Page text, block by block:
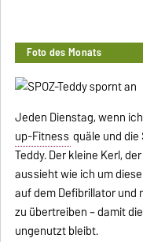
Foto des Monats
Jeden Dienstag, wenn
up-Fitness quäle und die
Teddy. Der kleine Kerl,
aussieht wie ich um
auf dem Defibrillator und
zu übertreiben – damit
ungenutzt bleibt.